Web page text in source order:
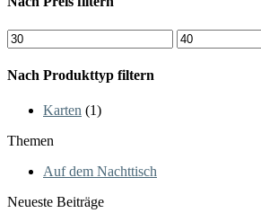
Min.
Preis
Max.
Preis
Nach Produkttyp filtern
Karten (1)
Themen
Auf dem Nachttisch
Neueste Beiträge